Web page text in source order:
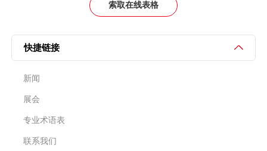
索取在线表格
快捷链接
新闻
展会
专业术语表
联系我们